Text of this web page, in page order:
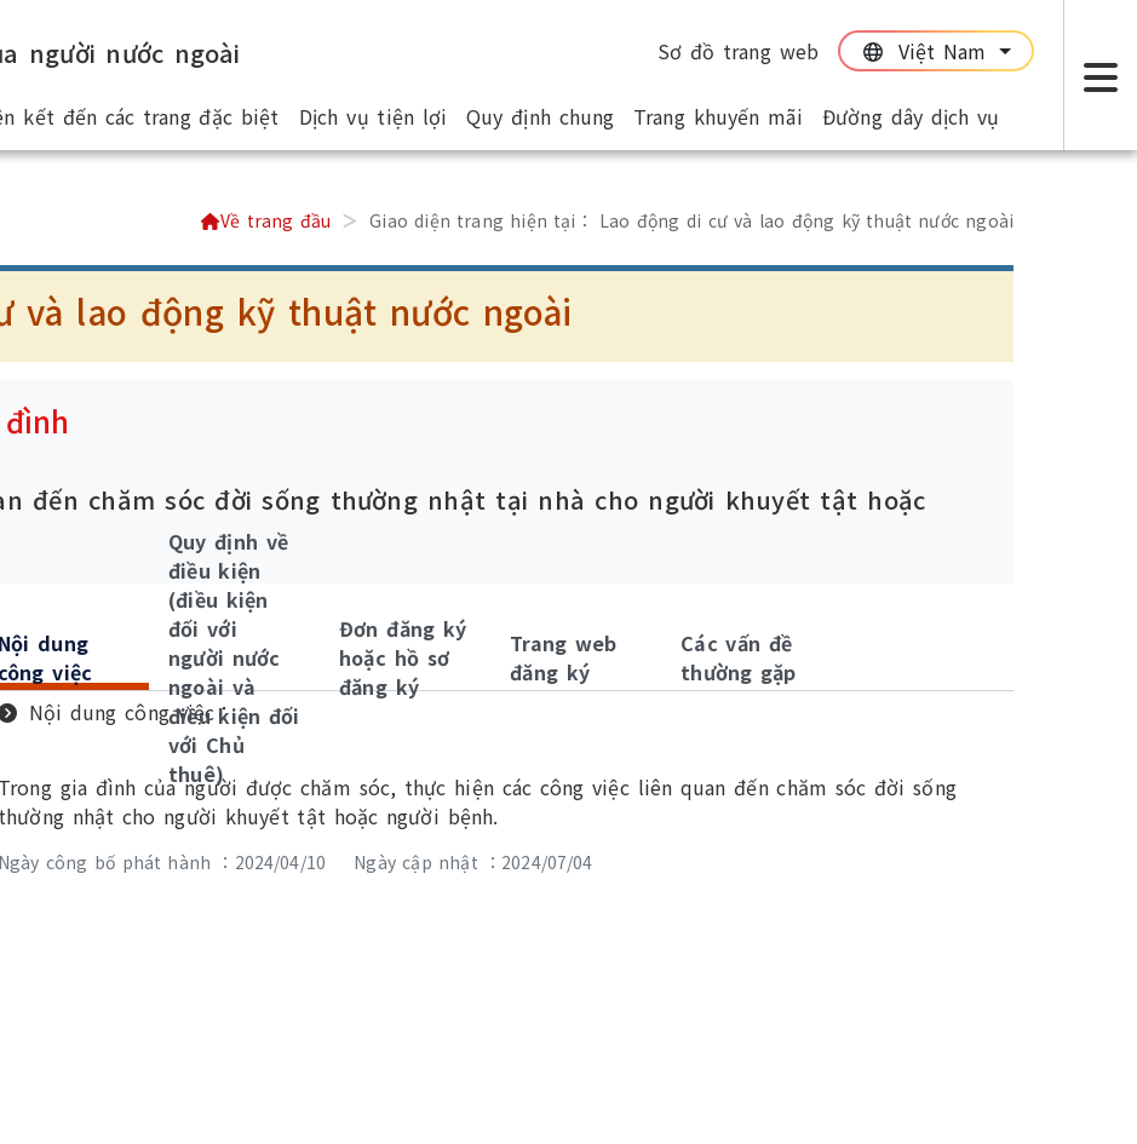
người nước ngoài Sơ đồ trang web Việt Nam
kết đến các trang đặc biệt Dịch vụ tiện lợi Quy định chung Trang khuyến mãi Đường dây dịch vụ
Về trang đầu Giao diện trang hiện tại： Lao động di cư và lao động kỹ thuật nước ngoài
và lao động kỹ thuật nước ngoài
đến chăm sóc đời sống thường nhật tại nhà cho người khuyết tật hoặc
Nội dung
công việc
Nội dung công việc：
Trong gia đình của người được chăm sóc, thực hiện các công việc liên quan đến chăm sóc đời sống
thường nhật cho người khuyết tật hoặc người bệnh.
Ngày công bố phát hành ：2024/04/10 Ngày cập nhật ：2024/07/04
Quy định về
điều kiện
(điều kiện
đối với
người nước
ngoài và
điều kiện đối
với Chủ
thuê)
Đơn đăng ký
hoặc hồ sơ
đăng ký
Trang web
đăng ký
Các vấn đề
thường gặp